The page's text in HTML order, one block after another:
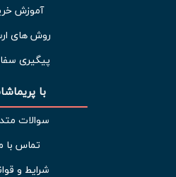
آموزش
روش های
پیگیری
با
سوالات
تماس با
شرایط و